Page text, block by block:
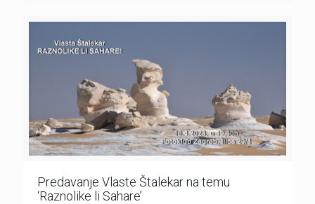
Predavanje Vlaste Štalekar na temu
‘Raznolike li Sahare’